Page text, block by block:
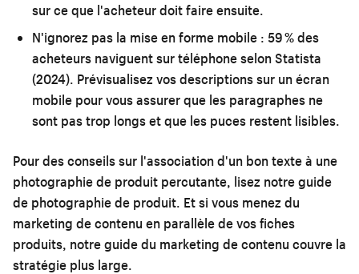
sur ce que l'acheteur doit faire ensuite.
N'ignorez pas la mise en forme mobile : 59 % des
acheteurs naviguent sur téléphone selon Statista
(2024). Prévisualisez vos descriptions sur un écran
mobile pour vous assurer que les paragraphes ne
sont pas trop longs et que les puces restent lisibles.
Pour des conseils sur l'association d'un bon texte à une
photographie de produit percutante, lisez notreguide
de photographie de produit. Et si vous menez du
marketing de contenu en parallèle de vos fiches
produits, notreguide du marketing de contenu couvre la
stratégie plus large.